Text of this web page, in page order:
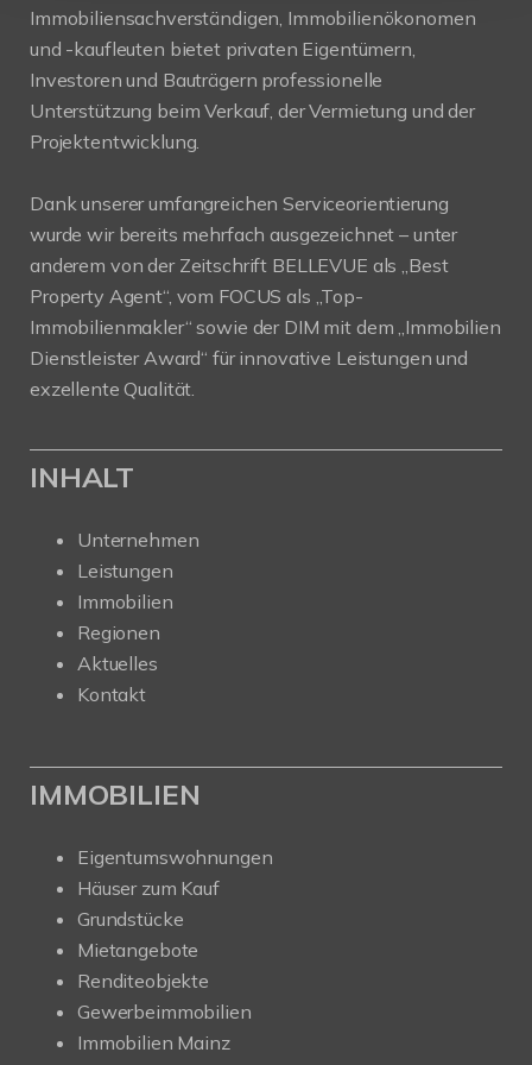
Immobiliensachverständigen, Immobilienökonomen
und -kaufleuten bietet privaten Eigentümern,
Investoren und Bauträgern professionelle
Unterstützung beim Verkauf, der Vermietung und der
Projektentwicklung.
Dank unserer umfangreichen Serviceorientierung
wurde wir bereits mehrfach ausgezeichnet – unter
anderem von der Zeitschrift BELLEVUE als „Best
Property Agent“, vom FOCUS als „Top-
Immobilienmakler“ sowie der DIM mit dem „Immobilien
Dienstleister Award“ für innovative Leistungen und
exzellente Qualität.
INHALT
Unternehmen
Leistungen
Immobilien
Regionen
Aktuelles
Kontakt
IMMOBILIEN
Eigentumswohnungen
Häuser zum Kauf
Grundstücke
Mietangebote
Renditeobjekte
Gewerbeimmobilien
Immobilien Mainz